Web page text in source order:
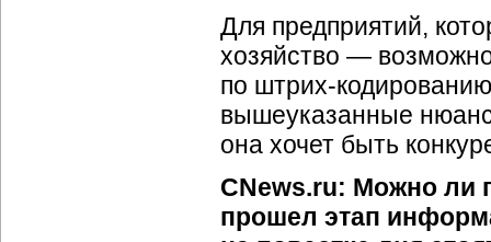
Для предприятий,
хозяйство —
по штрих-
вышеуказанные
она хочет быть
CNews.ru: Можно ли
прошел этап